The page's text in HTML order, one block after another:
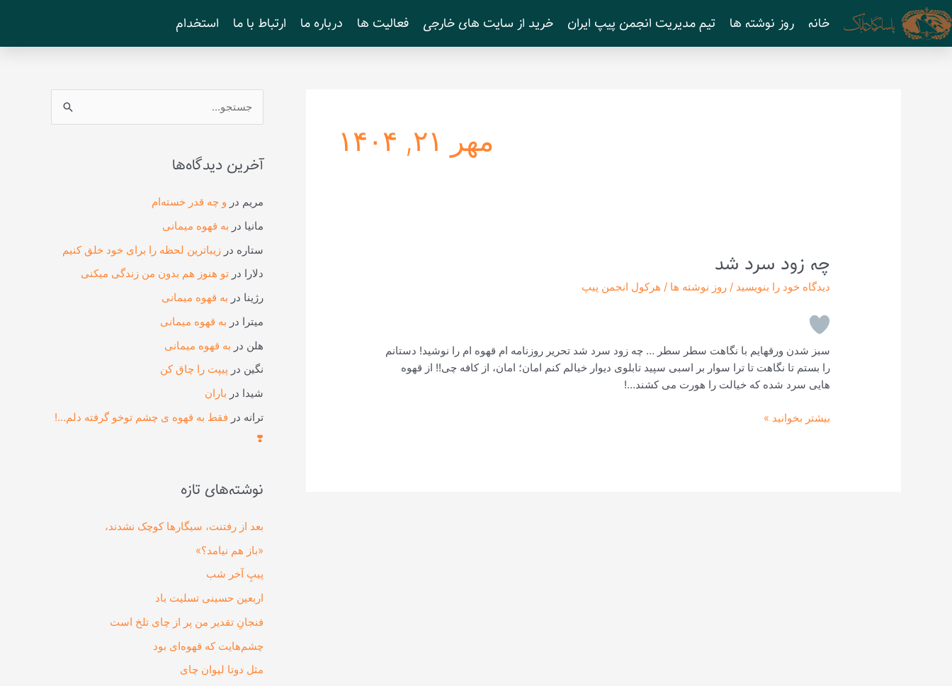
پرش
به
محتوا
خانه روز نوشته ها تیم مدیریت انجمن پیپ ایران خرید از سایت های خارجی فعالیت ها درباره ما ارتباط با ما استخدام
مهر ۲۱, ۱۴۰۴
چه زود سرد شد
دیدگاه‌ خود را بنویسید /روز نوشته ها / هرکول انجمن پیپ
سبز شدن ورقهایم با نگاهت سطر سطر … چه زود سرد شد تحریر روزنامه ام قهوه ام را نوشید! دستانم
را بستم تا نگاهت تا ترا سوار بر اسبی سپید تابلوی دیوار خیالم کنم امان؛ امان، از کافه چی!! از قهوه
هایی سرد شده که خیالت را هورت می کشند…!
چه
زود
سرد
بیشتر بخوانید »
ج
ا
ی
:
آخرین دیدگاه‌ها
مریم در و چه قدر خسته‌ام
مانیا در به قهوه میمانی
ستاره در زیباترین لحظه را برای خود خلق کنیم
دلارا در تو هنوز هم بدون من زندگی میکنی
رژینا در به قهوه میمانی
میترا در به قهوه میمانی
هلن در به قهوه میمانی
نگین در پیپت را چاق کن
شیدا در باران
ترانه در فقط به قهوه ی چشم توخو گرفته دلم…!
❣️
نوشته‌های تازه
بعد از رفتنت، سیگارها کوچک نشدند،
«باز هم نیامد؟»
پیپِ آخر شب
اربعین حسینی تسلیت باد
فنجانِ تقدیر من پر از چای تلخ است
چشم‌هایت که قهوه‌ای بود
مثل دوتا لیوان چای